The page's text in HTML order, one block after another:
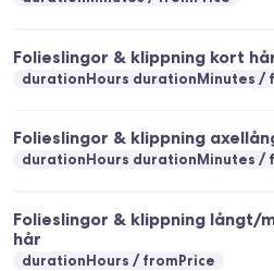
Folieslingor & klippning kort
durationHours durationMinutes
Folieslingor & klippning
durationHours durationMinutes
Folieslingor & klippning långt/
hår
durationHours fromPrice